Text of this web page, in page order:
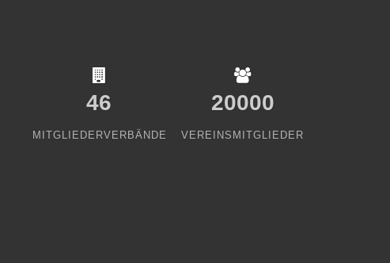
46
MITGLIEDERVERBÄNDE
20000
VEREINSMITGLIEDER